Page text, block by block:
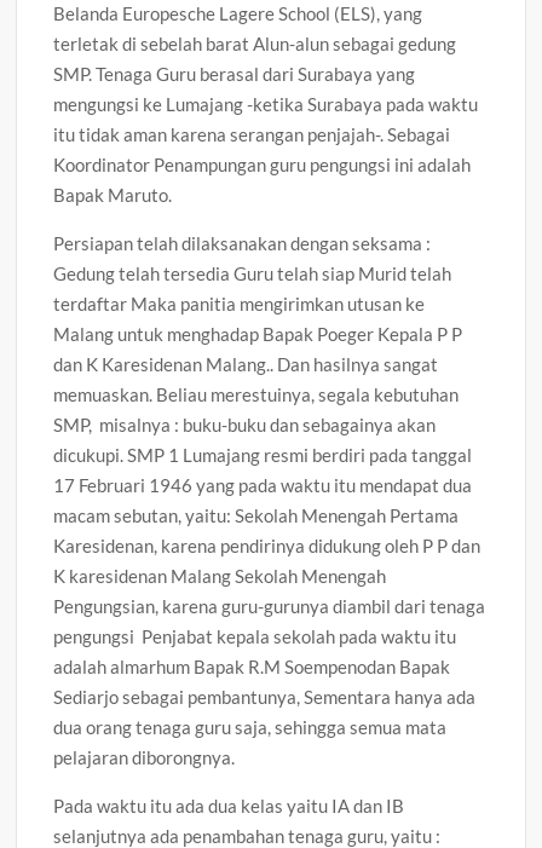
Belanda Europesche Lagere School (ELS), yang
terletak di sebelah barat Alun-alun sebagai gedung
SMP. Tenaga Guru berasal dari Surabaya yang
mengungsi ke Lumajang -ketika Surabaya pada waktu
itu tidak aman karena serangan penjajah-. Sebagai
Koordinator Penampungan guru pengungsi ini adalah
Bapak Maruto.
Persiapan telah dilaksanakan dengan seksama :
Gedung telah tersedia Guru telah siap Murid telah
terdaftar Maka panitia mengirimkan utusan ke
Malang untuk menghadap Bapak Poeger Kepala P P
dan K Karesidenan Malang.. Dan hasilnya sangat
memuaskan. Beliau merestuinya, segala kebutuhan
SMP, misalnya : buku-buku dan sebagainya akan
dicukupi. SMP 1 Lumajang resmi berdiri pada tanggal
17 Februari 1946 yang pada waktu itu mendapat dua
macam sebutan, yaitu: Sekolah Menengah Pertama
Karesidenan, karena pendirinya didukung oleh P P dan
K karesidenan Malang Sekolah Menengah
Pengungsian, karena guru-gurunya diambil dari tenaga
pengungsi Penjabat kepala sekolah pada waktu itu
adalah almarhum Bapak R.M Soempenodan Bapak
Sediarjo sebagai pembantunya, Sementara hanya ada
dua orang tenaga guru saja, sehingga semua mata
pelajaran diborongnya.
Pada waktu itu ada dua kelas yaitu IA dan IB
selanjutnya ada penambahan tenaga guru, yaitu :